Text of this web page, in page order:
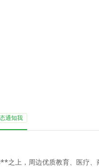
通知我
之上，周边优质教育、医疗